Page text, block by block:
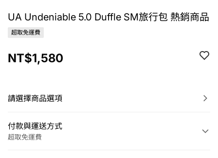
UA Undeniable 5.0 Duffle SM旅行包 熱銷商品
超取免運費
NT$1,580
請選擇商品選項
付款與運送方式
超取免運費